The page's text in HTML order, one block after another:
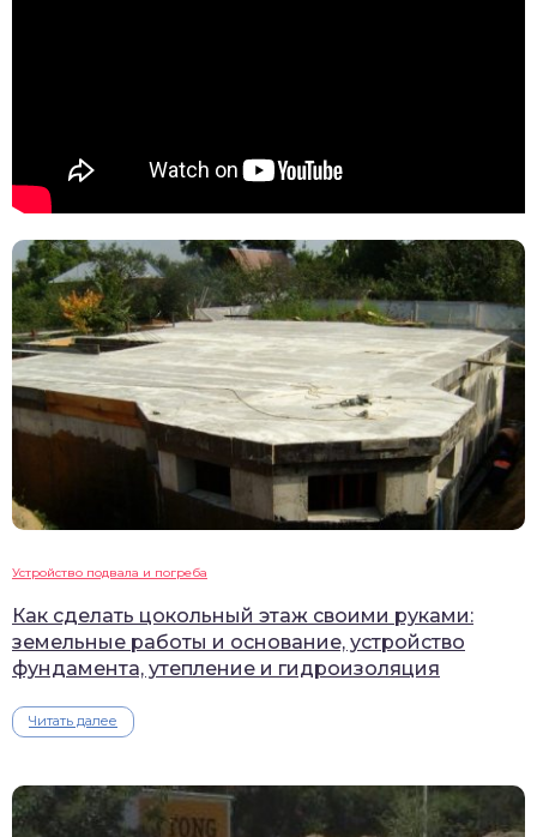
Устройство подвала и погреба
Как сделать цокольный этаж своими руками:
земельные работы и основание, устройство
фундамента, утепление и гидроизоляция
Читать далее